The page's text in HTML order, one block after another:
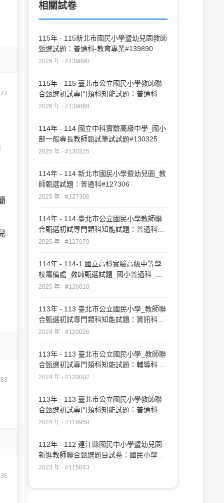
相關試卷
115年 - 115新北市國民小學暨幼兒園教師
甄選試題：普通科-教育專業#139890
2026 年 · #139890
115年 - 115 臺北市公立國民小學教師聯
合甄選初試專門類科知能試題：普通科
#139868
2026 年 · #139868
114年 - 114 國立中科實驗高級中學_國小
部一般專長教師甄試筆試試題#130325
2025 年 · #130325
114年 - 114 新北市國民小學暨幼兒園_教
師甄選試題：普通科#127306
2025 年 · #127306
114年 - 114 臺北市公立國民小學教師聯
合甄選初試專門類科知能試題：普通科
#127079
2025 年 · #127079
114年 - 114-1 國立高科實驗高級中等學
校籌備處_教師甄選試題_國小普通科_申
論題#126010
2025 年 · #126010
113年 - 113 臺北市公立國民小學_教師聯
合甄選初試專門類科知能試題：資訊科技
科 #120026
2024 年 · #120026
113年 - 113 臺北市公立國民小學_教師聯
合甄選初試專門類科知能試題：輔導科
#120002
2024 年 · #120002
113年 - 113 臺北市公立國民小學教師聯
合甄選初試專門類科知能試題：普通科
#119958
2024 年 · #119958
112年 - 112 連江縣國民中小學暨幼兒園
新進教師聯合甄選題目試卷：國民小學教
育專業科目#115843
2023 年 · #115843